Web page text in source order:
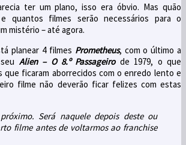
ter um plano, isso era óbvio. Mas quão
quantos filmes serão necessários para o
mistério – até agora.
planear 4 filmes Prometheus, com o último a
Alien – O 8.º Passageirode 1979, o que
que ficaram aborrecidos com o enredo lento e
filme não deverão ficar felizes com estas
Será naquele depois deste ou
filme antes de voltarmos ao franchise